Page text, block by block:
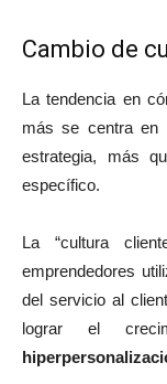
Cambio de
La tendencia en
más se centra en
estrategia, más
específico.
La “cultura
emprendedores
del servicio al
lograr el